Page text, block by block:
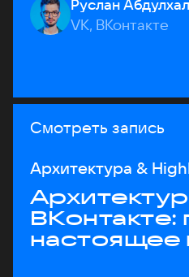
Руслан
VK, ВКонтакте
Смотреть запись
Архитектура &
настоящее